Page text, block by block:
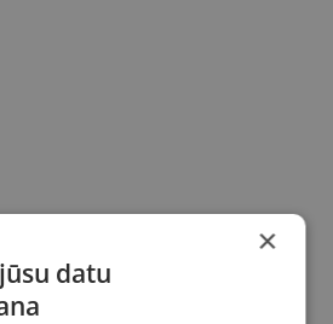
×
datu